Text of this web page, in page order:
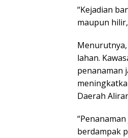
“Kejadian
maupun
lahan.
penanaman
Daerah
berdampak